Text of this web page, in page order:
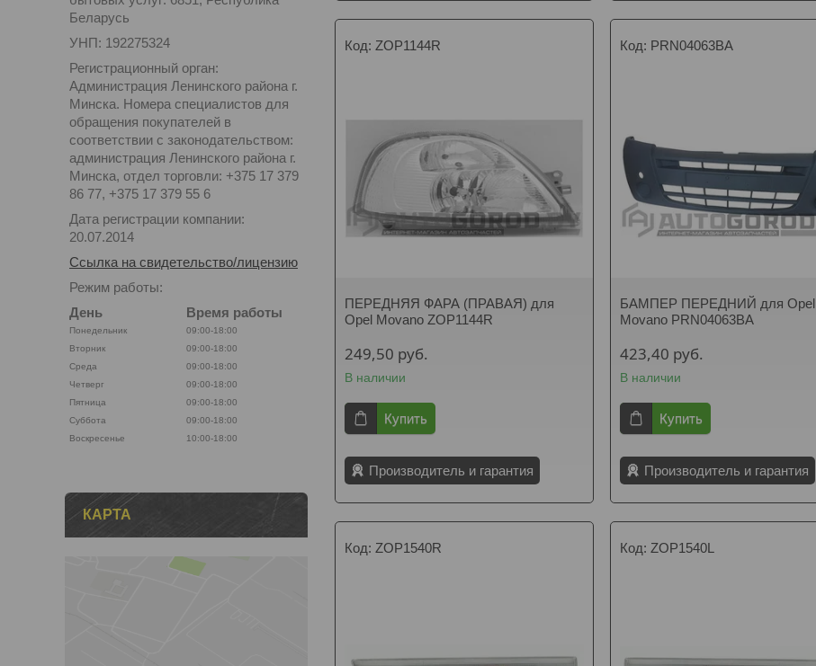
ZOP1144R
ПЕРЕДНЯЯ ФАРА (ПРАВАЯ) для
Opel Movano ZOP1144R
249,50 руб.
В наличии
Купить
Производитель и гарантия
PRN04063BA
БАМПЕР ПЕРЕДНИЙ для Opel
Movano PRN04063BA
423,40 руб.
В наличии
Купить
Производитель и гарантия
ZOP1540R ZOP1540L
Беларусь
УНП: 192275324
Регистрационный орган:
Администрация Ленинского района г.
Минска. Номера специалистов для
обращения покупателей в
соответствии с законодательством:
администрация Ленинского района г.
Минска, отдел торговли: +375 17 379
86 77, +375 17 379 55 6
Дата регистрации компании:
20.07.2014
Ссылка на свидетельство/лицензию
Режим работы:
День
Время работы
Понедельник
09:00-18:00
Вторник
09:00-18:00
Среда
09:00-18:00
Четверг
09:00-18:00
Пятница
09:00-18:00
Суббота
09:00-18:00
Воскресенье
10:00-18:00
КАРТА